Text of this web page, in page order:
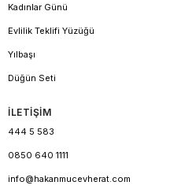
Kadınlar Günü
Evlilik Teklifi Yüzüğü
Yılbaşı
Düğün Seti
İLETİŞİM
444 5 583
0850 640 1111
info@hakanmucevherat.com